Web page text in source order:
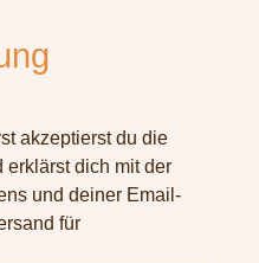
akzeptierst du die
erklärst dich mit der
und deiner Email-
für